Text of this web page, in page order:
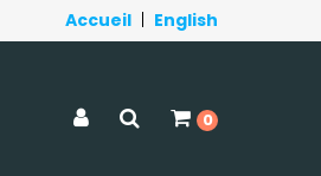
Accueil English
0